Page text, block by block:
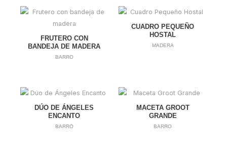
FRUTERO CON
BANDEJA DE MADERA
BARRO
CUADRO PEQUEÑO
HOSTAL
MADERA
DÚO DE ÁNGELES
ENCANTO
BARRO
MACETA GROOT
GRANDE
BARRO